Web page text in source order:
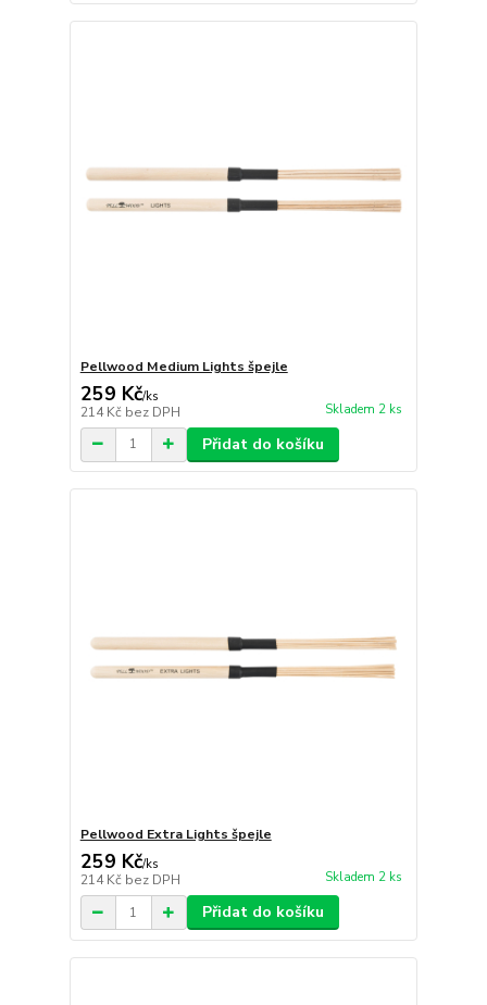
Pellwood Medium Lights špejle
259 Kč/ks
214 Kč bez DPH Skladem 2 ks
Přidat do košíku
Pellwood Extra Lights špejle
259 Kč/ks
214 Kč bez DPH Skladem 2 ks
Přidat do košíku